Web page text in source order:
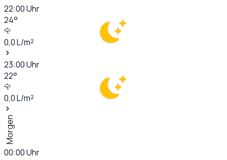
22:00Uhr
24°
0,0L/m²
23:00Uhr
22°
0,0L/m²
Morgen
00:00Uhr